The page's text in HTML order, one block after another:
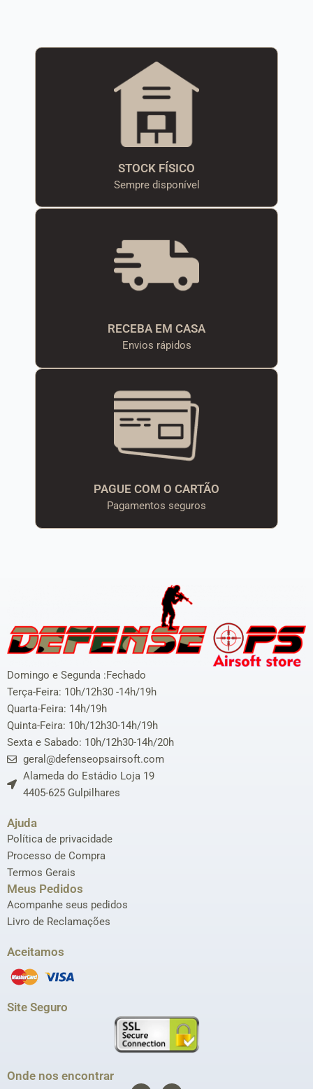
STOCK FÍSICO
Sempre disponível
RECEBA EM CASA
Envios rápidos
PAGUE COM O CARTÃO
Pagamentos seguros
Domingo e Segunda :Fechado
Terça-Feira: 10h/12h30 -14h/19h
Quarta-Feira: 14h/19h
Quinta-Feira: 10h/12h30-14h/19h
Sexta e Sabado: 10h/12h30-14h/20h
geral@defenseopsairsoft.com
Alameda do Estádio Loja 19
4405-625 Gulpilhares
Ajuda
Política de privacidade
Processo de Compra
Termos Gerais
Meus Pedidos
Acompanhe seus pedidos
Livro de Reclamações
Aceitamos
Site Seguro
Onde nos encontrar